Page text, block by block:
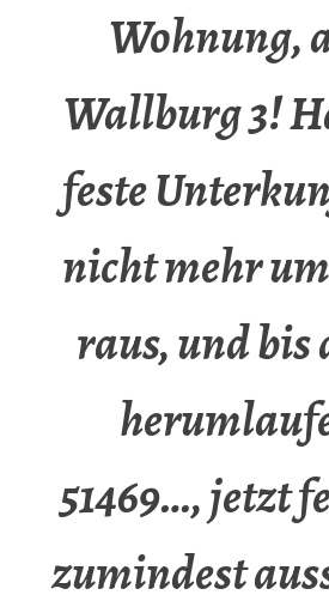
Wohnung,
Wallburg 3!
feste
nicht mehr
raus, und bis
51469…, jetzt
zumindest